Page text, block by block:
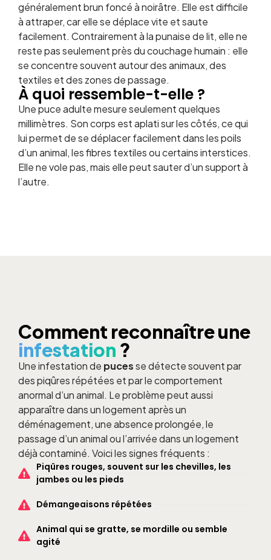
généralement brun foncé à noirâtre. Elle est difficile
à attraper, car elle se déplace vite et saute
facilement. Contrairement à la punaise de lit, elle ne
reste pas seulement près du couchage humain : elle
se concentre souvent autour des animaux, des
textiles et des zones de passage.
À quoi ressemble-t-elle ?
Une puce adulte mesure seulement quelques
millimètres. Son corps est aplati sur les côtés, ce qui
lui permet de se déplacer facilement dans les poils
d’un animal, les fibres textiles ou certains interstices.
Elle ne vole pas, mais elle peut sauter d’un support à
l’autre.
Comment reconnaître une
infestation ?
Une infestation de pucesse détecte souvent par
des piqûres répétées et par le comportement
anormal d’un animal. Le problème peut aussi
apparaître dans un logement après un
déménagement, une absence prolongée, le
passage d’un animal ou l’arrivée dans un logement
déjà contaminé. Voici les signes fréquents :
Piqûres rouges, souvent sur les chevilles, les
jambes ou les pieds
Démangeaisons répétées
Animal qui se gratte, se mordille ou semble
agité